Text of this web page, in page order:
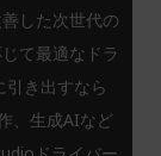
した次世代の
て最適なドラ
き出すなら
、生成AIなど